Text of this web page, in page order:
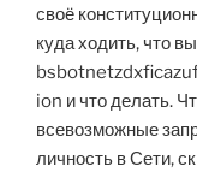
своё
куда ходить, что
ion и что делать.
всевозможные
личность в Сети,